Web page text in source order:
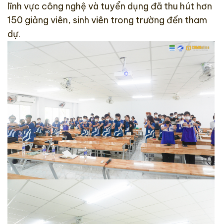
lĩnh vực công nghệ và tuyển dụng đã thu hút hơn
150 giảng viên, sinh viên trong trường đến tham
dự.